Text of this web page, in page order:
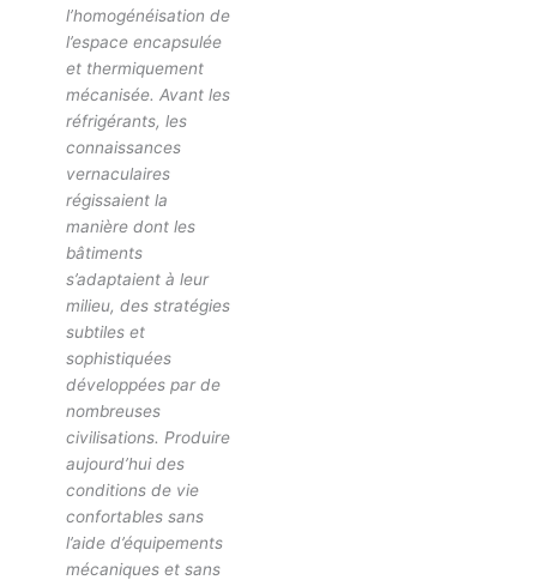
l’homogénéisation de
l’espace encapsulée
et thermiquement
mécanisée. Avant les
réfrigérants, les
connaissances
vernaculaires
régissaient la
manière dont les
bâtiments
s’adaptaient à leur
milieu, des stratégies
subtiles et
sophistiquées
développées par de
nombreuses
civilisations. Produire
aujourd’hui des
conditions de vie
confortables sans
l’aide d’équipements
mécaniques et sans